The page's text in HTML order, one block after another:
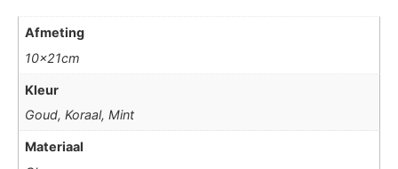
Afmeting
10x21cm
Kleur
Goud, Koraal, Mint
Materiaal